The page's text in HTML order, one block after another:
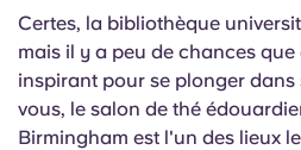
Certes, la bibliothèque
mais il y a peu de chances
inspirant pour se plonger dans
vous, le salon de thé
Birmingham est l'un des lieux